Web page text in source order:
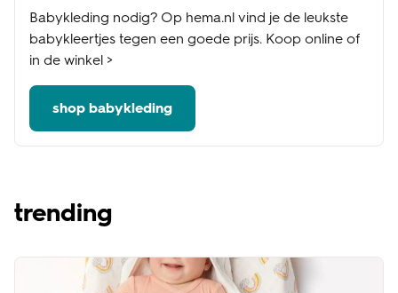
Babykleding nodig? Op hema.nl vind je de leukste
babykleertjes tegen een goede prijs. Koop online of
in de winkel >
shop babykleding
trending